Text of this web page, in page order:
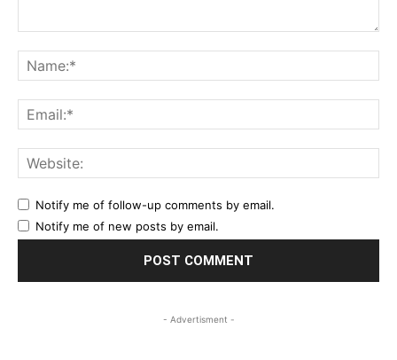
Notify me of follow-up comments by email.
Notify me of new posts by email.
- Advertisment -